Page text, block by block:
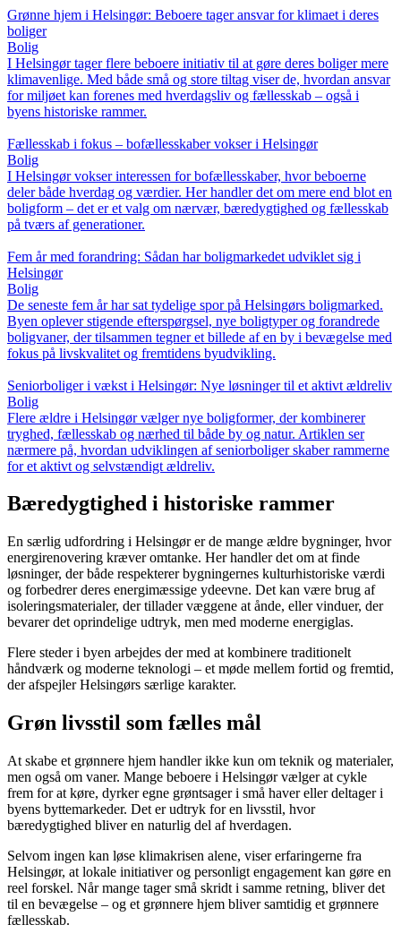
Grønne hjem i Helsingør: Beboere tager ansvar for klimaet i deres
boliger
Bolig
I Helsingør tager flere beboere initiativ til at gøre deres boliger mere
klimavenlige. Med både små og store tiltag viser de, hvordan ansvar
for miljøet kan forenes med hverdagsliv og fællesskab – også i
byens historiske rammer.
Fællesskab i fokus – bofællesskaber vokser i Helsingør
Bolig
I Helsingør vokser interessen for bofællesskaber, hvor beboerne
deler både hverdag og værdier. Her handler det om mere end blot en
boligform – det er et valg om nærvær, bæredygtighed og fællesskab
på tværs af generationer.
Fem år med forandring: Sådan har boligmarkedet udviklet sig i
Helsingør
Bolig
De seneste fem år har sat tydelige spor på Helsingørs boligmarked.
Byen oplever stigende efterspørgsel, nye boligtyper og forandrede
boligvaner, der tilsammen tegner et billede af en by i bevægelse med
fokus på livskvalitet og fremtidens byudvikling.
Seniorboliger i vækst i Helsingør: Nye løsninger til et aktivt ældreliv
Bolig
Flere ældre i Helsingør vælger nye boligformer, der kombinerer
tryghed, fællesskab og nærhed til både by og natur. Artiklen ser
nærmere på, hvordan udviklingen af seniorboliger skaber rammerne
for et aktivt og selvstændigt ældreliv.
Bæredygtighed i historiske rammer
En særlig udfordring i Helsingør er de mange ældre bygninger, hvor
energirenovering kræver omtanke. Her handler det om at finde
løsninger, der både respekterer bygningernes kulturhistoriske værdi
og forbedrer deres energimæssige ydeevne. Det kan være brug af
isoleringsmaterialer, der tillader væggene at ånde, eller vinduer, der
bevarer det oprindelige udtryk, men med moderne energiglas.
Flere steder i byen arbejdes der med at kombinere traditionelt
håndværk og moderne teknologi – et møde mellem fortid og fremtid,
der afspejler Helsingørs særlige karakter.
Grøn livsstil som fælles mål
At skabe et grønnere hjem handler ikke kun om teknik og materialer,
men også om vaner. Mange beboere i Helsingør vælger at cykle
frem for at køre, dyrker egne grøntsager i små haver eller deltager i
byens byttemarkeder. Det er udtryk for en livsstil, hvor
bæredygtighed bliver en naturlig del af hverdagen.
Selvom ingen kan løse klimakrisen alene, viser erfaringerne fra
Helsingør, at lokale initiativer og personligt engagement kan gøre en
reel forskel. Når mange tager små skridt i samme retning, bliver det
til en bevægelse – og et grønnere hjem bliver samtidig et grønnere
fællesskab.